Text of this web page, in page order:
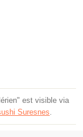
est visible via
Suresnes